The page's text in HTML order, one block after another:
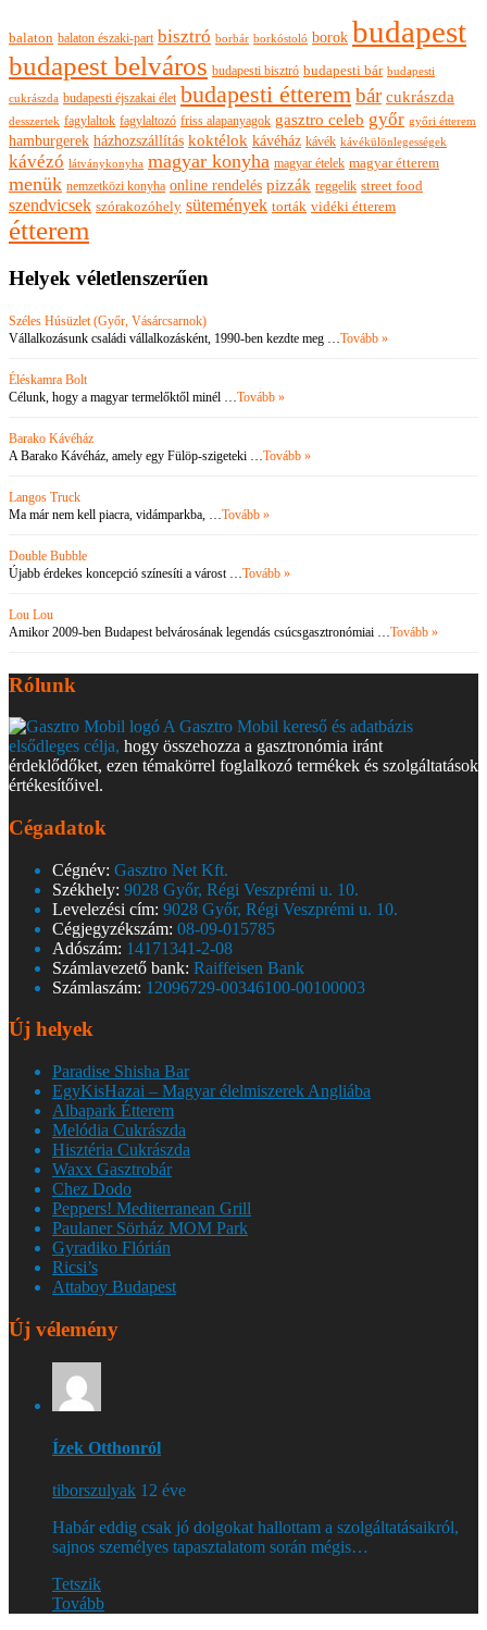
balaton balaton északi-part bisztró borbár borkóstoló borok budapest
budapest belváros budapesti bisztró budapesti bár budapesti
cukrászda budapesti éjszakai élet budapesti étterembár cukrászda
desszertek fagylaltok fagylaltozó friss alapanyagok gasztro celeb győr győri étterem
hamburgerek házhozszállítás koktélok kávéház kávék kávékülönlegességek
kávézó látványkonyha magyar konyha magyar ételek magyar étterem
menük nemzetközi konyha online rendelés pizzák reggelik street food
szendvicsek szórakozóhely sütemények torták vidéki étterem
étterem
Helyek véletlenszerűen
Széles Húsüzlet (Győr, Vásárcsarnok)
Vállalkozásunk családi vállalkozásként, 1990-ben kezdte meg …Tovább »
Éléskamra Bolt
Célunk, hogy a magyar termelőktől minél …Tovább »
Barako Kávéház
A Barako Kávéház, amely egy Fülöp-szigeteki …Tovább »
Langos Truck
Ma már nem kell piacra, vidámparkba, …Tovább »
Double Bubble
Újabb érdekes koncepció színesíti a várost …Tovább »
Lou Lou
Amikor 2009-ben Budapest belvárosának legendás csúcsgasztronómiai …Tovább »
Rólunk
A Gasztro Mobil kereső és adatbázis
elsődleges célja, hogy összehozza a gasztronómia iránt
érdeklődőket, ezen témakörrel foglalkozó termékek és szolgáltatások
értékesítőivel.
Cégadatok
Cégnév: Gasztro Net Kft.
Székhely: 9028 Győr, Régi Veszprémi u. 10.
Levelezési cím: 9028 Győr, Régi Veszprémi u. 10.
Cégjegyzékszám: 08-09-015785
Adószám: 14171341-2-08
Számlavezető bank: Raiffeisen Bank
Számlaszám: 12096729-00346100-00100003
Új helyek
Paradise Shisha Bar
EgyKisHazai – Magyar élelmiszerek Angliába
Albapark Étterem
Melódia Cukrászda
Hisztéria Cukrászda
Waxx Gasztrobár
Chez Dodo
Peppers! Mediterranean Grill
Paulaner Sörház MOM Park
Gyradiko Flórián
Ricsi’s
Attaboy Budapest
Új vélemény
Ízek Otthonról
tiborszulyak 12 éve
Habár eddig csak jó dolgokat hallottam a szolgáltatásaikról,
sajnos személyes tapasztalatom során mégis…
Tetszik
Tovább